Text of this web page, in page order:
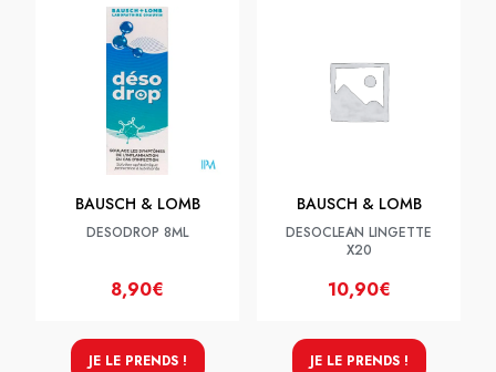
BAUSCH & LOMB
DESODROP 8ML
8,90€
JE LE PRENDS !
BAUSCH & LOMB
DESOCLEAN LINGETTE
X20
10,90€
JE LE PRENDS !